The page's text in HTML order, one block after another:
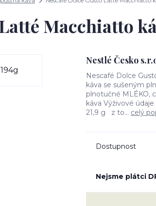
Macchiatto
Nestlé Česko
Nescafé Dolce
káva se sušeným
plnotučné MLÉKO,
káva Výživové
21,9 g z to... celý
Dostupnost
Nejsme plátci